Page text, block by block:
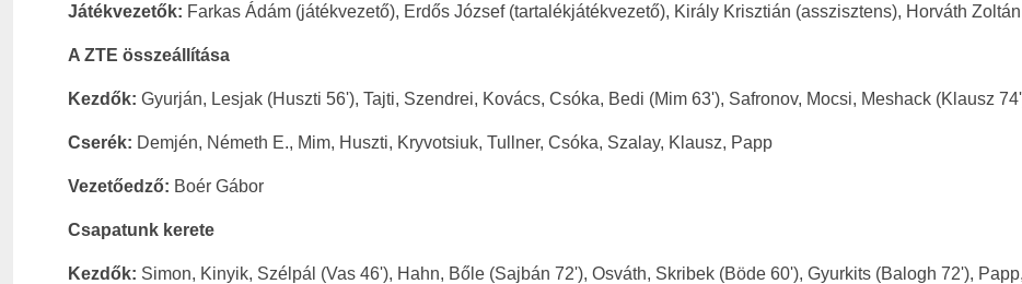
Játékvezetők: Farkas Ádám (játékvezető), Erdős József (tartalékjátékvezető), Király Krisztián (asszisztens), Horváth
A ZTE összeállítása
Kezdők: Gyurján, Lesjak (Huszti 56'), Tajti, Szendrei, Kovács, Csóka, Bedi (Mim 63'), Safronov, Mocsi, Meshack (Klausz
Cserék: Demjén, Németh E., Mim, Huszti, Kryvotsiuk, Tullner, Csóka, Szalay, Klausz, Papp
Vezetőedző: Boér Gábor
Csapatunk kerete
Kezdők: Simon, Kinyik, Szélpál (Vas 46'), Hahn, Bőle (Sajbán 72'), Osváth, Skribek (Böde 60'), Gyurkits (Balogh 72'),